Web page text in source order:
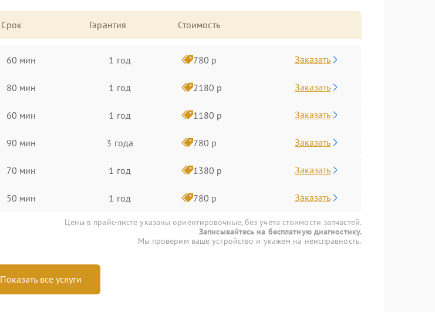
Срок Гарантия Стоимость
60 мин 1 год 780 р Заказать
80 мин 1 год 2180 р Заказать
60 мин 1 год 1180 р Заказать
90 мин 3 года 780 р Заказать
70 мин 1 год 1380 р Заказать
50 мин 1 год 780 р Заказать
Цены в прайс-листе указаны ориентировочные, без учета стоимости запчастей.
Записывайтесь на бесплатную диагностику.
Мы проверим ваше устройство и укажем на неисправность.
Показать все услуги